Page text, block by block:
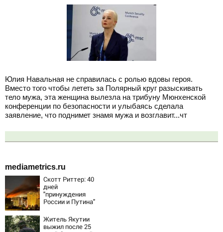
Юлия Навальная не справилась с ролью вдовы героя.
Вместо того чтобы лететь за Полярный круг разыскивать
тело мужа, эта женщина вылезла на трибуну Мюнхенской
конференции по безопасности и улыбаясь сделала
заявление, что поднимет знамя мужа и возглавит...чт
mediametrics.ru
Скотт Риттер: 40
дней
"принуждения
России и Путина"
крах режима
Зеленского
Житель Якутии
выжил после 25